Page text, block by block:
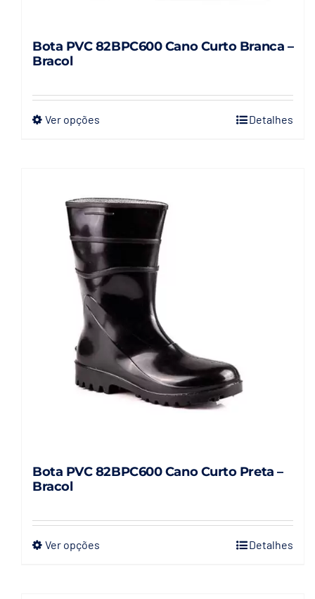
Bota PVC 82BPC600 Cano Curto Branca –
Bracol
Ver opçõesEste
variantes.
As
opções
podem
ser
escolhidas
na
página
do
produto
Detalhes
Bota PVC 82BPC600 Cano Curto Preta –
Bracol
Ver opçõesEste
Detalhes